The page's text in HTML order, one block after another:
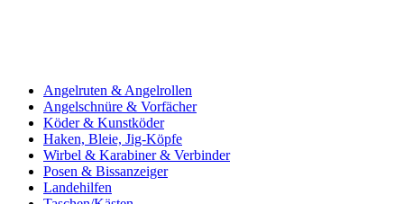
Angelruten & Angelrollen
Angelschnüre & Vorfächer
Köder & Kunstköder
Haken, Bleie, Jig-Köpfe
Wirbel & Karabiner & Verbinder
Posen & Bissanzeiger
Landehilfen